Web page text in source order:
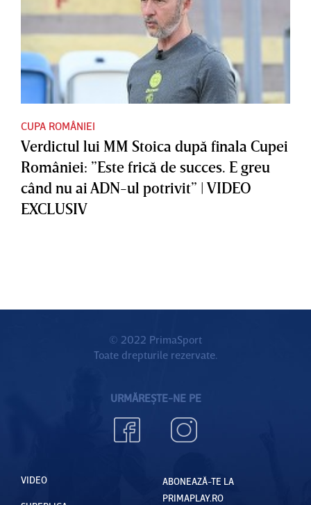
CUPA ROMÂNIEI
Verdictul lui MM Stoica după finala Cupei
României: ”Este frică de succes. E greu
când nu ai ADN-ul potrivit” | VIDEO
EXCLUSIV
© 2022 PrimaSport
Toate drepturile rezervate.
URMĂREȘTE-NE PE
VIDEO
ABONEAZĂ-TE LA
PRIMAPLAY.RO